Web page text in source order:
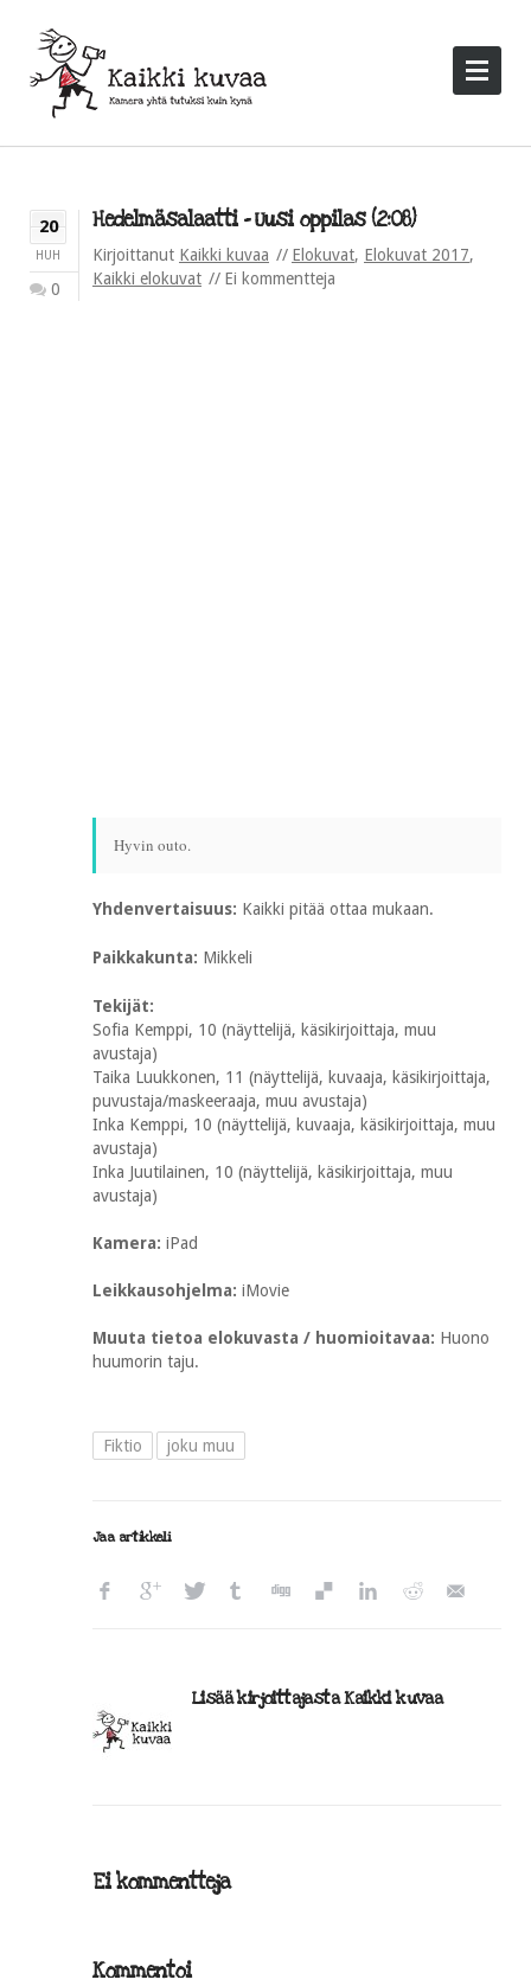
20
HUH
0
Hedelmäsalaatti – Uusi oppilas (2:08)
Kirjoittanut Kaikki kuvaa Elokuvat, Elokuvat 2017,
Kaikki elokuvat
Ei kommentteja
Hyvin outo.
Yhdenvertaisuus: Kaikki pitää ottaa mukaan.
Paikkakunta: Mikkeli
Tekijät:
Sofia Kemppi, 10 (näyttelijä, käsikirjoittaja, muu
avustaja)
Taika Luukkonen, 11 (näyttelijä, kuvaaja, käsikirjoittaja,
puvustaja/maskeeraaja, muu avustaja)
Inka Kemppi, 10 (näyttelijä, kuvaaja, käsikirjoittaja, muu
avustaja)
Inka Juutilainen, 10 (näyttelijä, käsikirjoittaja, muu
avustaja)
Kamera: iPad
Leikkausohjelma: iMovie
Muuta tietoa elokuvasta / huomioitavaa: Huono
huumorin taju.
Fiktio joku muu
Jaa artikkeli
Lisää kirjoittajasta Kaikki kuvaa
Ei kommentteja
Kommentoi